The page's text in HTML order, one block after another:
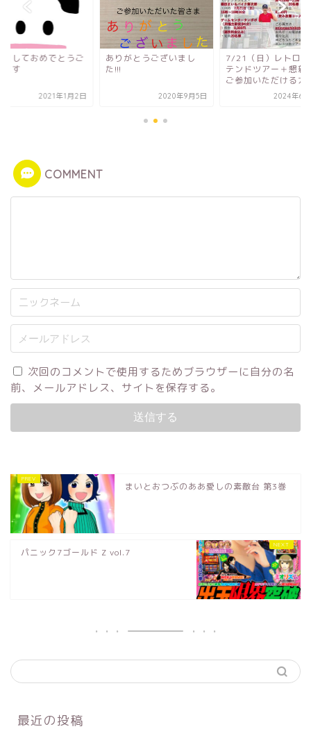
ましておめでとうご
ます
2021年1月2日
ありがとうございまし
た!!!
2020年9月5日
7/21（日）レトロ
テンドツアー＋懇
ご参加いただける方
2024年6
COMMENT
次回のコメントで使用するためブラウザーに自分の名
前、メールアドレス、サイトを保存する。
まいとおつぶのああ愛しの素敵台 第3巻
パニック7ゴールド Z vol.7
最近の投稿